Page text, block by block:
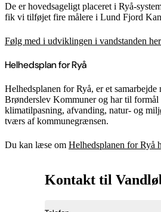
De er hovedsageligt placeret i Ryå-
fik vi tilføjet fire målere i Lund Fjord
Følg med i udviklingen i vandstanden her
Helhedsplan for Ryå
Helhedsplanen for Ryå, er et
Brønderslev Kommuner og har til formål
klimatilpasning, afvanding, natur- og
tværs af kommunegrænsen.
Du kan læse om Helhedsplanen for Ryå
Kontakt til